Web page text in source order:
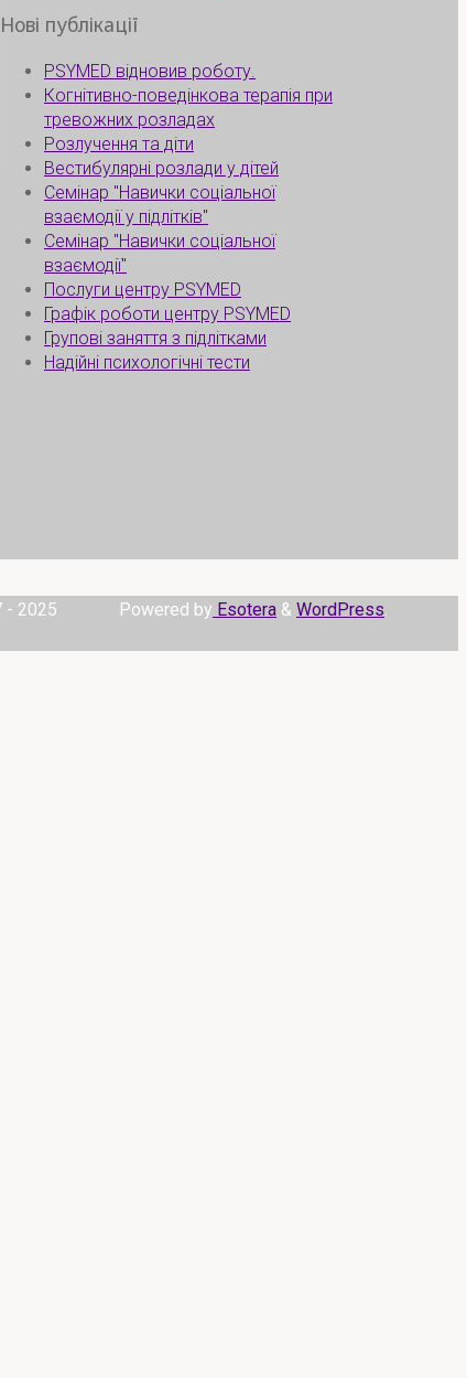
Нові публікації
PSYMED відновив роботу.
Когнітивно-поведінкова терапія при
тревожних розладах
Розлучення та діти
Вестибулярні розлади у дітей
Семінар "Навички соціальної
взаємодії у підлітків"
Семінар "Навички соціальної
взаємодії"
Послуги центру PSYMED
Графік роботи центру PSYMED
Групові заняття з підлітками
Надійні психологічні тести
Powered by Esotera & WordPress.
- 2025